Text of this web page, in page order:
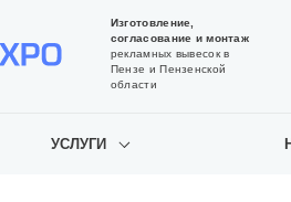
Изготовление,
согласование и монтаж
рекламных вывесок в
Пензе и Пензенской
области
УСЛУГИ